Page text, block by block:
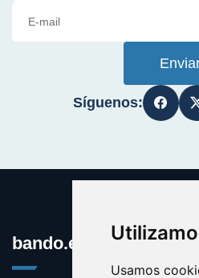
Usamos
Síguenos:
bando.es